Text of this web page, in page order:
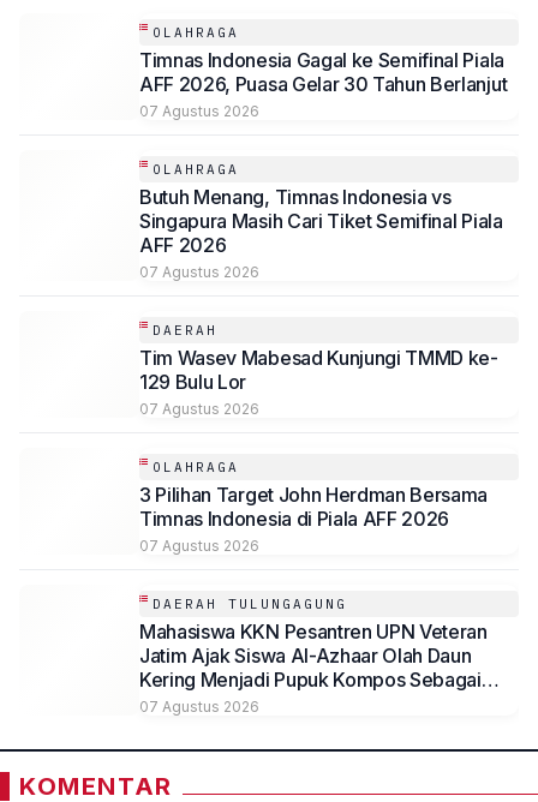
OLAHRAGA
Timnas Indonesia Gagal ke Semifinal Piala
AFF 2026, Puasa Gelar 30 Tahun Berlanjut
07 Agustus 2026
OLAHRAGA
Butuh Menang, Timnas Indonesia vs
Singapura Masih Cari Tiket Semifinal Piala
AFF 2026
07 Agustus 2026
DAERAH
Tim Wasev Mabesad Kunjungi TMMD ke-
129 Bulu Lor
07 Agustus 2026
OLAHRAGA
3 Pilihan Target John Herdman Bersama
Timnas Indonesia di Piala AFF 2026
07 Agustus 2026
DAERAH TULUNGAGUNG
Mahasiswa KKN Pesantren UPN Veteran
Jatim Ajak Siswa Al-Azhaar Olah Daun
Kering Menjadi Pupuk Kompos Sebagai
Solusi Ramah Lingkungan
07 Agustus 2026
KOMENTAR